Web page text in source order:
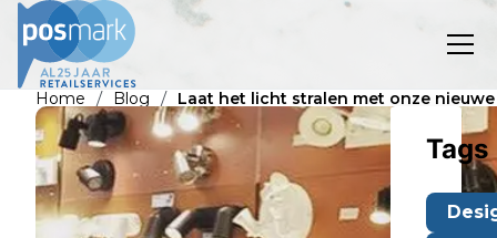
Home / Blog / Laat het licht stralen met onze
Tags